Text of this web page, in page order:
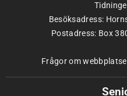
Besöksadress:
Postadress: Box
Frågor om